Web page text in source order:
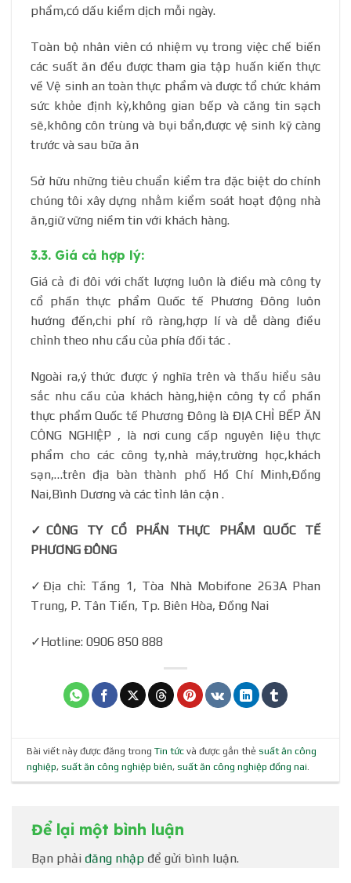
phẩm,có dấu kiểm dịch mỗi ngày.
Toàn bộ nhân viên có nhiệm vụ trong việc chế biến
các suất ăn đều được tham gia tập huấn kiến thực
về Vệ sinh an toàn thực phẩm và được tổ chức khám
sức khỏe định kỳ,không gian bếp và căng tin sạch
sẽ,không côn trùng và bụi bẩn,được vệ sinh kỹ càng
trước và sau bữa ăn
Sở hữu những tiêu chuẩn kiểm tra đặc biệt do chính
chúng tôi xây dựng nhằm kiểm soát hoạt động nhà
ăn,giữ vững niềm tin với khách hàng.
3.3. Giá cả hợp lý:
Giá cả đi đôi với chất lượng luôn là điều mà công ty
cổ phần thực phẩm Quốc tế Phương Đông luôn
hướng đến,chi phí rõ ràng,hợp lí và dễ dàng điều
chỉnh theo nhu cầu của phía đối tác .
Ngoài ra,ý thức được ý nghĩa trên và thấu hiểu sâu
sắc nhu cầu của khách hàng,hiện công ty cổ phần
thực phẩm Quốc tế Phương Đông là ĐỊA CHỈ BẾP ĂN
CÔNG NGHIỆP , là nơi cung cấp nguyên liệu thực
phẩm cho các công ty,nhà máy,trường học,khách
sạn,…trên địa bàn thành phố Hồ Chí Minh,Đồng
Nai,Bình Dương và các tỉnh lân cận .
✓CÔNG TY CỔ PHẦN THỰC PHẨM QUỐC TẾ
PHƯƠNG ĐÔNG
✓Địa chỉ: Tầng 1, Tòa Nhà Mobifone 263A Phan
Trung, P. Tân Tiến, Tp. Biên Hòa, Đồng Nai
✓Hotline: 0906 850 888
Bài viết này được đăng trongTin tức và được gắn thẻsuất ăn công
nghiệp,suất ăn công nghiệp biên,suất ăn công nghiệp đồng nai.
Để lại một bình luận
Bạn phải đăng nhập để gửi bình luận.